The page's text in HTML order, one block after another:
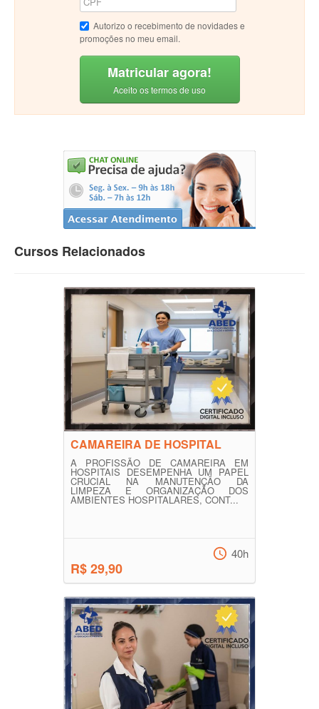
Autorizo o recebimento de novidades e
promoções no meu email.
Matricular agora!
Aceito os termos de uso
Cursos Relacionados
CAMAREIRA DE HOSPITAL
A PROFISSÃO DE CAMAREIRA EM
HOSPITAIS DESEMPENHA UM PAPEL
CRUCIAL NA MANUTENÇÃO DA
LIMPEZA E ORGANIZAÇÃO DOS
AMBIENTES HOSPITALARES, CONT...
R$ 29,90
40h